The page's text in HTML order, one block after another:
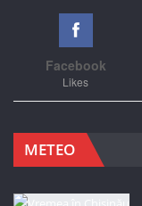
Facebook
Likes
METEO